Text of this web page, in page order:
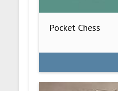
Pocket Chess